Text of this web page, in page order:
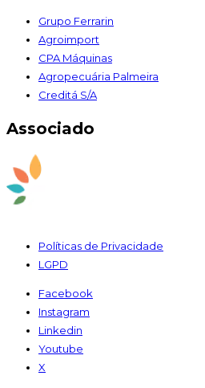
Grupo Ferrarin
Agroimport
CPA Máquinas
Agropecuária Palmeira
Creditá S/A
Associado
Políticas de Privacidade
LGPD
Facebook
Instagram
Linkedin
Youtube
X